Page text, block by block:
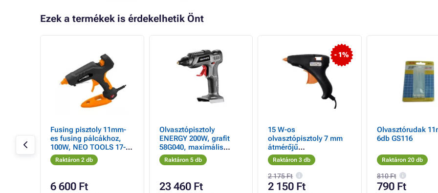
Ezek a termékek is érdekelhetik Önt
Fusing pisztoly 11mm-
es fusing pálcákhoz,
100W, NEO TOOLS 17-
097Raktáron 2 db
6 600 Ft
Olvasztópisztoly
ENERGY 200W, grafit
58G040, maximális
hőmérséklet 210c,
fekete
Raktáron 5 db
23 460 Ft
- 1%
15 W-os
olvasztópisztoly 7 mm
átmérőjű
ragasztórudakhoz
Raktáron 3 db
2 175 Ft
2 150 Ft
Olvasztórudak
6db GS116
Raktáron 20 db
810 Ft
790 Ft